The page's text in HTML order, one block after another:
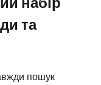
та
пошук